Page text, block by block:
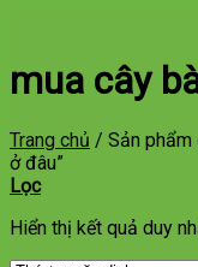
mua cây
Trang chủ / Sản phẩm
ở đâu”
Lọc
Hiển thị kết quả duy